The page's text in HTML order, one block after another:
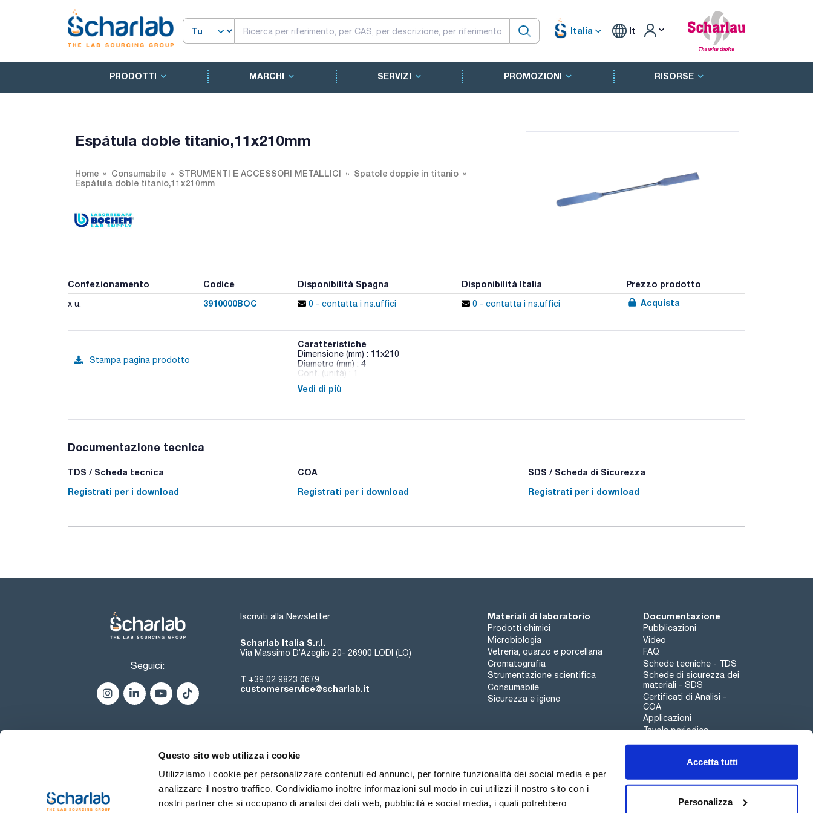
Questo sito web utilizza i cookie
Utilizziamo i cookie per personalizzare contenuti ed annunci, per fornire funzionalità dei social media e per
analizzare il nostro traffico. Condividiamo inoltre informazioni sul modo in cui utilizzi il nostro sito con i
nostri partner che si occupano di analisi dei dati web, pubblicità e social media, i quali potrebbero
Accetta tutti
Personalizza
Italia It
PRODOTTI MARCHI SERVIZI PROMOZIONI RISORSE
Espátula doble titanio,11x210mm
Home Consumabile STRUMENTI E ACCESSORI METALLICI
Spatole doppie in titanio
Espátula doble titanio,11x210mm
Confezionamento Codice Disponibilità Spagna Disponibilità Italia Prezzo prodotto
x u. 3910000BOC 0 - contatta i ns.uffici 0 - contatta i ns.uffici Acquista
Stampa pagina prodotto
Caratteristiche
Dimensione (mm) : 11x210
Diametro (mm) : 4
Conf. (unità) : 1
Spatole doppie in titanio
Vedi di più
Documentazione tecnica
TDS / Scheda tecnica
Registrati per i download
COA
Registrati per i download
SDS / Scheda di Sicurezza
Registrati per i download
Seguici:
Iscriviti alla Newsletter
Scharlab Italia S.r.l.
Via Massimo D’Azeglio 20- 26900 LODI (LO)
T +39 02 9823 0679
customerservice@scharlab.it
Materiali di laboratorio
Prodotti chimici
Microbiologia
Vetreria, quarzo e porcellana
Cromatografia
Strumentazione scientifica
Consumabile
Sicurezza e igiene
Documentazione
Pubblicazioni
Video
FAQ
Schede tecniche - TDS
Schede di sicurezza dei
materiali - SDS
Certificati di Analisi -
COA
Applicazioni
Tavola periodica
Canale di segnalazioni
Chi siamo Eventi Contatto Novità